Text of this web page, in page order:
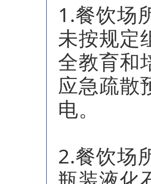
1.餐饮场
未按规定
全教育和
应急疏散
电。
2.餐饮场